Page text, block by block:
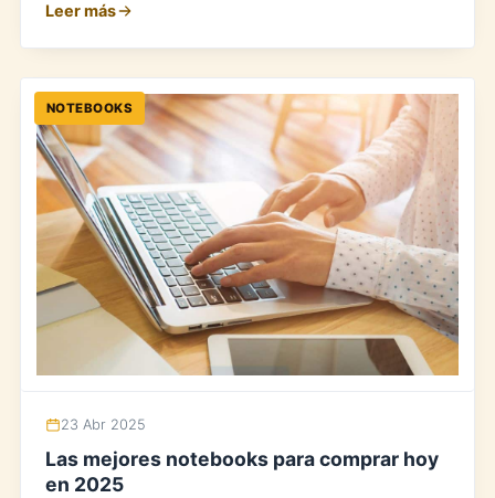
Leer más
NOTEBOOKS
23 Abr 2025
Las mejores notebooks para comprar hoy
en 2025